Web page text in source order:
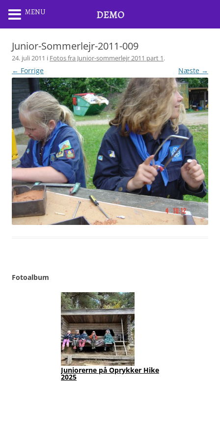
Junior-Sommerlejr-2011-009
24. juli 2011 i Fotos fra Junior-sommerlejr 2011 part 1.
← Forrige Næste →
Fotoalbum
Juniorerne på Oprykker Hike
2025
MENU DEMO